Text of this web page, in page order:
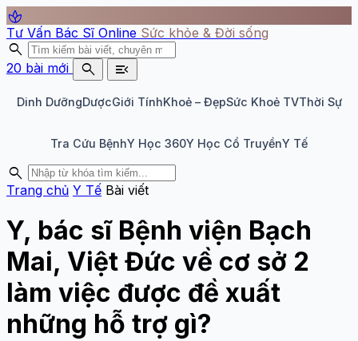
spa
Tư Vấn Bác Sĩ Online Sức khỏe & Đời sống
search
20 bài mới search menu_open
Dinh DưỡngDượcGiới TínhKhoẻ – ĐẹpSức Khoẻ TVThời Sự
Tra Cứu BệnhY Học 360Y Học Cổ TruyềnY Tế
search
Trang chủ Y Tế Bài viết
Y, bác sĩ Bệnh viện Bạch
Mai, Việt Đức về cơ sở 2
làm việc được đề xuất
những hỗ trợ gì?